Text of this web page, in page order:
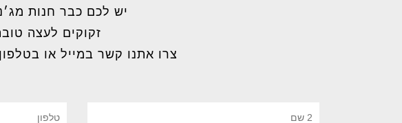
יש לכם כבר חנות
זקוקים לעצה
צרו אתנו קשר במייל או